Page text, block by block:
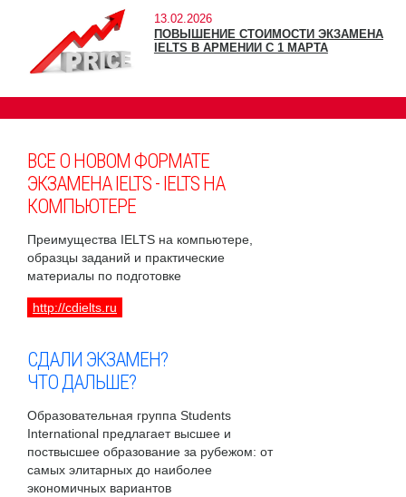
13.02.2026
ПОВЫШЕНИЕ СТОИМОСТИ ЭКЗАМЕНА
IELTS В АРМЕНИИ С 1 МАРТА
ВСЕ О НОВОМ ФОРМАТЕ
ЭКЗАМЕНА IELTS - IELTS НА
КОМПЬЮТЕРЕ
Преимущества IELTS на компьютере,
образцы заданий и практические
материалы по подготовке
http://cdielts.ru
СДАЛИ ЭКЗАМЕН?
ЧТО ДАЛЬШЕ?
Образовательная группа Students
International предлагает высшее и
поствысшее образование за рубежом: от
самых элитарных до наиболее
экономичных вариантов